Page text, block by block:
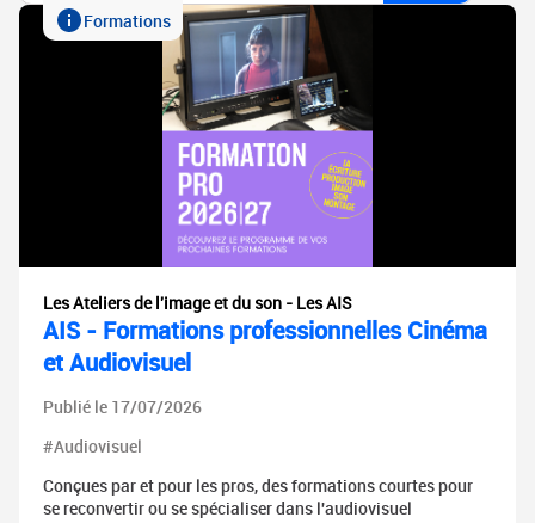
Formations
Les Ateliers de l'image et du son - Les AIS
AIS - Formations professionnelles Cinéma
et Audiovisuel
Publié le 17/07/2026
#Audiovisuel
Conçues par et pour les pros, des formations courtes pour
se reconvertir ou se spécialiser dans l'audiovisuel